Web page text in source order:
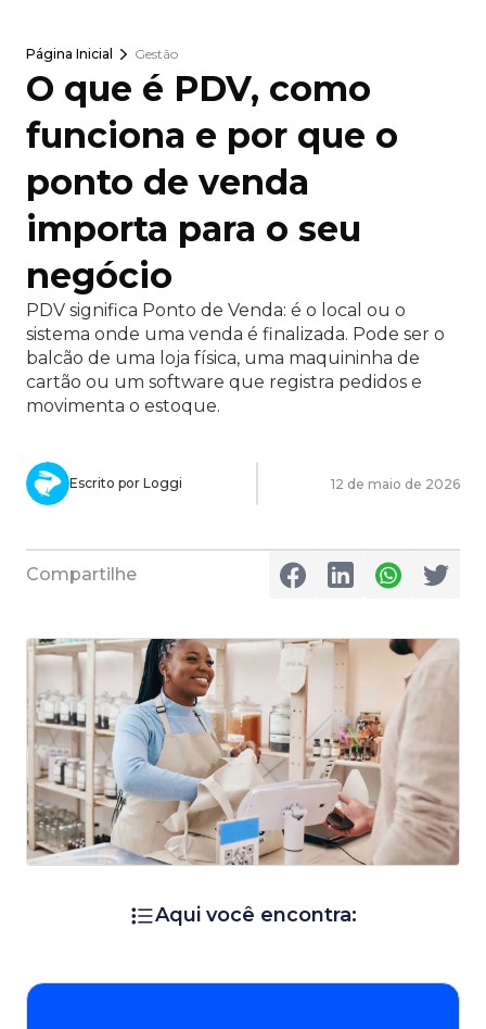
Página Inicial Gestão
O que é PDV, como
funciona e por que o
ponto de venda
importa para o seu
negócio
PDV significa Ponto de Venda: é o local ou o
sistema onde uma venda é finalizada. Pode ser o
balcão de uma loja física, uma maquininha de
cartão ou um software que registra pedidos e
movimenta o estoque.
Escrito por Loggi 12 de maio de 2026
Compartilhe
Aqui você encontra: